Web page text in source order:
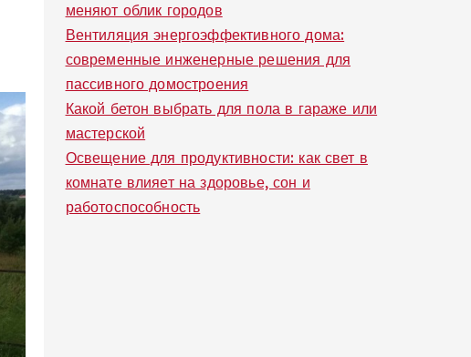
меняют облик городов
Вентиляция энергоэффективного дома:
современные инженерные решения для
пассивного домостроения
Какой бетон выбрать для пола в гараже или
мастерской
Освещение для продуктивности: как свет в
комнате влияет на здоровье, сон и
работоспособность